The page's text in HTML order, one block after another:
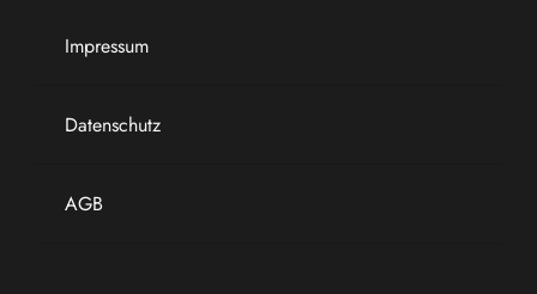
Impressum
Datenschutz
AGB